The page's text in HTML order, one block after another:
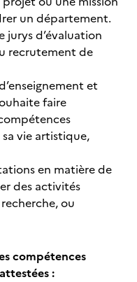
un département.
jurys d’évaluation
recrutement de
et
faire
vie artistique,
en matière de
des activités
ou
compétences
: